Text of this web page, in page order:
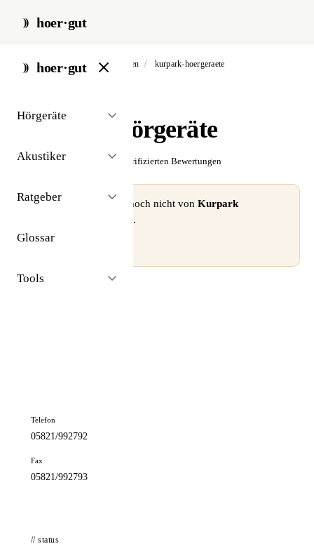
hoer·gut
hoer·gut
Hörgeräte
Akustiker
Ratgeber
Glossar
Tools
start / akustiker / bad bevensen / kurpark-hoergeraete
Kurpark Hörgeräte
☆☆☆☆☆ Noch keine verifizierten Bewertungen
⚠ Dieses Profil wurde noch nicht von Kurpark
beansprucht.
Profil beanspruchen →
Telefon
05821/992792
Fax
05821/992793
// status